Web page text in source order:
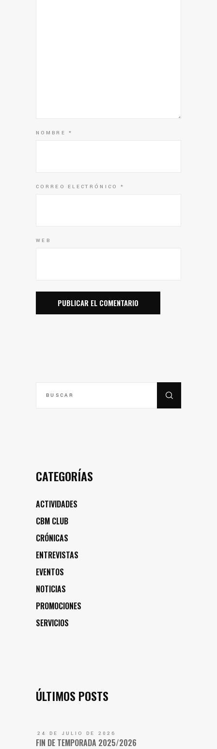
NOMBRE*
CORREO ELECTRÓNICO *
WEB
CATEGORÍAS
ACTIVIDADES
CBM CLUB
CRÓNICAS
ENTREVISTAS
EVENTOS
NOTICIAS
PROMOCIONES
SERVICIOS
ÚLTIMOS POSTS
24 DE JULIO DE 2026
FIN DE TEMPORADA 2025/2026